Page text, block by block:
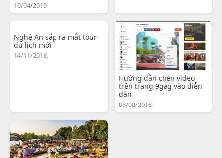
10/04/2019
Nghệ An sắp ra mắt tour
du lịch mới
14/11/2018
Hướng dẫn chèn video
trên trang 9gag vào diễn
đàn
08/08/2018